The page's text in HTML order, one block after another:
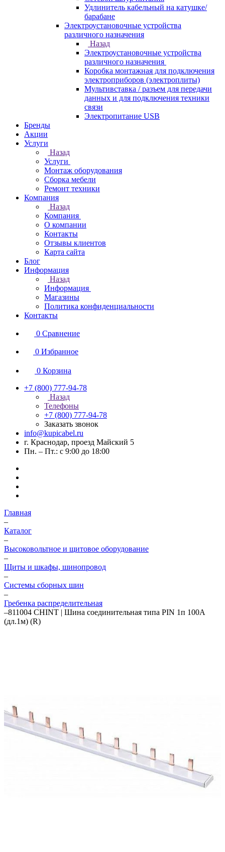
Удлинитель кабельный на катушке/
барабане
Электроустановочные устройства
различного назначения
Назад
Электроустановочные устройства
различного назначения
Коробка монтажная для подключения
электроприборов (электроплиты)
Мультивставка / разъем для передачи
данных и для подключения техники
связи
Электропитание USB
Бренды
Акции
Услуги
Назад
Услуги
Монтаж оборудования
Сборка мебели
Ремонт техники
Компания
Назад
Компания
О компании
Контакты
Отзывы клиентов
Карта сайта
Блог
Информация
Назад
Информация
Магазины
Политика конфиденциальности
Контакты
0 Сравнение
0 Избранное
0 Корзина
+7 (800) 777-94-78
Назад
Телефоны
+7 (800) 777-94-78
Заказать звонок
info@kupicabel.ru
г. Краснодар, проезд Майский 5
Пн. – Пт.: с 9:00 до 18:00
Главная
–
Каталог
–
Высоковольтное и щитовое оборудование
–
Щиты и шкафы, шинопровод
–
Системы сборных шин
–
Гребенка распределительная
–811004 CHINT | Шина соединительная типа PIN 1п 100А
(дл.1м) (R)